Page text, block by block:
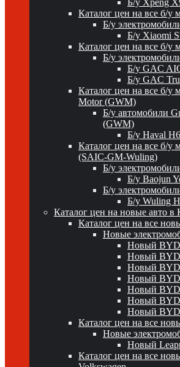
Б/у Xpeng
Каталог цен на все б/у
Б/у
Б/у Xiaomi
Каталог цен на все б/у
Б/у
Б/у GAC
Б/у GAC
Каталог цен на все б/у
Motor (GWM)
Б/у автомобили
(GWM)
Б/у Haval H6
Каталог цен на все б/у
(SAIC-GM-Wuling)
Б/у
Б/у Baojun
Б/у
Б/у Wuling
Каталог цен на новые авто в
Каталог цен на все
Новые
Новый
Новый BYD
Новый BYD
Новый BYD
Новый
Новый BYD
Новый BYD
Каталог цен на все
Новые
Новый
Каталог цен на все